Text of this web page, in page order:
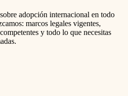
adopción internacional en todo
marcos legales vigentes,
y todo lo que necesitas